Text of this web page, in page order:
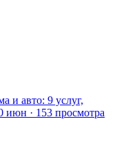
и авто: 9 услуг,
июн · 153 просмотра